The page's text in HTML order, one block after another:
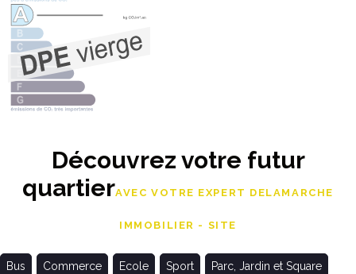
Découvrez votre futur
quartierAVEC VOTRE EXPERT DELAMARCHE
IMMOBILIER - SITE
Bus Commerce Ecole Sport Parc, Jardin et Square